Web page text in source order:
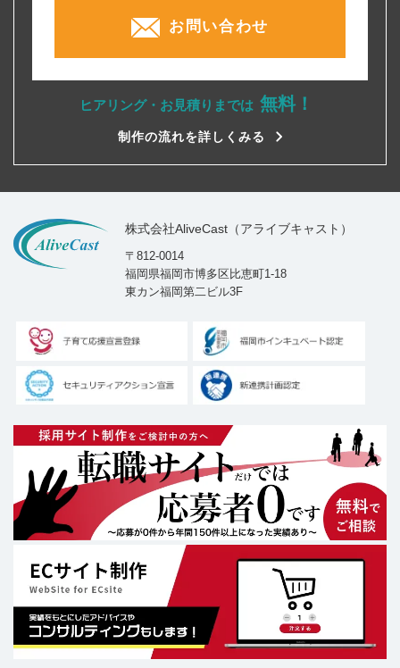
お問い合わせ
ヒアリング・お見積りまでは 無料！
制作の流れを詳しくみる
株式会社AliveCast（アライブキャスト）
〒812-0014
福岡県福岡市博多区比恵町1-18
東カン福岡第二ビル3F